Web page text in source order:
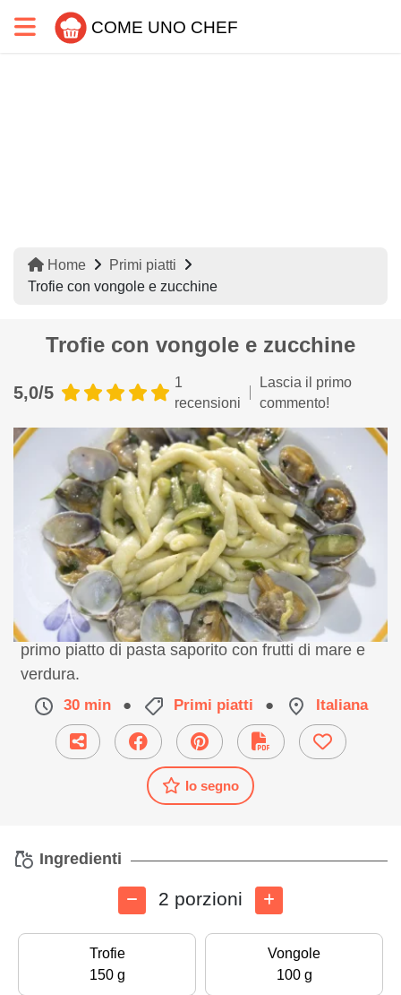
COME UNO CHEF
Home
Primi piatti
Trofie con vongole e zucchine
Trofie con vongole e zucchine
5,0/5
1
recensioni
Lascia il primo
commento!
Ricetta facile di trofie con vongole e zucchine. Un
primo piatto di pasta saporito con frutti di mare e
verdura.
30 min ● Primi piatti ● Italiana
Io segno
Ingredienti
2 porzioni
Trofie
150 g
Vongole
100 g